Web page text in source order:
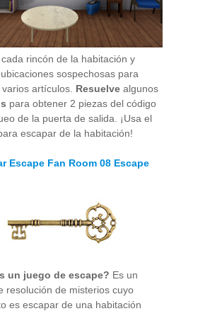
rincón de la habitación y
sospechosas para
artículos. Resuelve algunos
para obtener 2 piezas del código
de la puerta de salida. ¡Usa el
escapar de la habitación!
Escape Fan Room 08 Escape
un juego de escape? Es un
resolución de misterios cuyo
es escapar de una habitación